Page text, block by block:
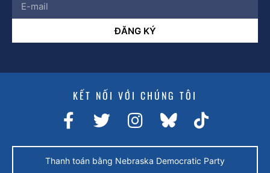
ĐĂNG KÝ
KẾT NỐI VỚI CHÚNG TÔI
Thanh toán bằng Nebraska Democratic Party